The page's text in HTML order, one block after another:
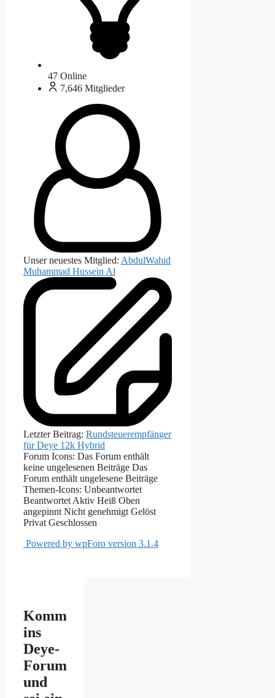
47 Online
7,646 Mitglieder
Unser neuestes Mitglied: AbdulWahid
Muhammad Hussein Al
Letzter Beitrag: Rundsteuerempfänger
für Deye 12k Hybrid
Forum Icons: Das Forum enthält
keine ungelesenen Beiträge Das
Forum enthält ungelesene Beiträge
Themen-Icons: Unbeantwortet
Beantwortet Aktiv Heiß Oben
angepinnt Nicht genehmigt Gelöst
Privat Geschlossen
Powered by wpForo version 3.1.4
Komm
ins
Deye-
Forum
und